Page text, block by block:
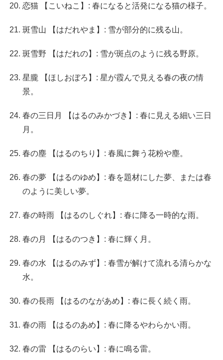
恋猫 【こいねこ】: 春になると活発になる猫の様子。
斑雪山 【はだれやま】: 雪が部分的に残る山。
斑雪野 【はだれの】: 雪が斑点のように残る野原。
星朧 【ほしおぼろ】: 星が霞んで見える春の夜の情
景。
春の三日月 【はるのみかづき】: 春に見える細い三日
月。
春の塵 【はるのちり】: 春風に舞う花粉や塵。
春の夢 【はるのゆめ】: 春を題材にした夢、または春
のように美しい夢。
春の時雨 【はるのしぐれ】: 春に降る一時的な雨。
春の月 【はるのつき】: 春に輝く月。
春の水 【はるのみず】: 春雪が解けて流れる清らかな
水。
春の長雨 【はるのながあめ】: 春に長く続く雨。
春の雨 【はるのあめ】: 春に降るやわらかい雨。
春の雷 【はるのらい】: 春に鳴る雷。